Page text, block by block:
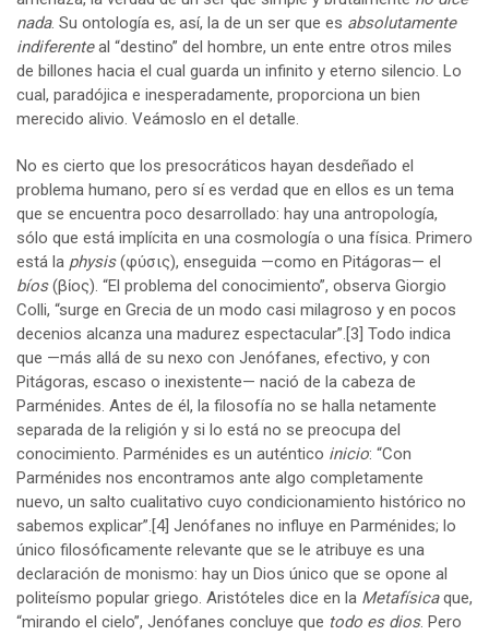
nada. Su ontología es, así, la de un ser que es absolutamente
indiferenteal “destino” del hombre, un ente entre otros miles
de billones hacia el cual guarda un infinito y eterno silencio. Lo
cual, paradójica e inesperadamente, proporciona un bien
merecido alivio. Veámoslo en el detalle.
No es cierto que los presocráticos hayan desdeñado el
problema humano, pero sí es verdad que en ellos es un tema
que se encuentra poco desarrollado: hay una antropología,
sólo que está implícita en una cosmología o una física. Primero
está la physis(φύσις), enseguida —como en Pitágoras— el
bíos(βίος). “El problema del conocimiento”, observa Giorgio
Colli, “surge en Grecia de un modo casi milagroso y en pocos
decenios alcanza una madurez espectacular”.[3] Todo indica
que —más allá de su nexo con Jenófanes, efectivo, y con
Pitágoras, escaso o inexistente— nació de la cabeza de
Parménides. Antes de él, la filosofía no se halla netamente
separada de la religión y si lo está no se preocupa del
conocimiento. Parménides es un auténtico inicio: “Con
Parménides nos encontramos ante algo completamente
nuevo, un salto cualitativo cuyo condicionamiento histórico no
sabemos explicar”.[4] Jenófanes no influye en Parménides; lo
único filosóficamente relevante que se le atribuye es una
declaración de monismo: hay un Dios único que se opone al
politeísmo popular griego. Aristóteles dice en la Metafísicaque,
“mirando el cielo”, Jenófanes concluye que todo es dios. Pero